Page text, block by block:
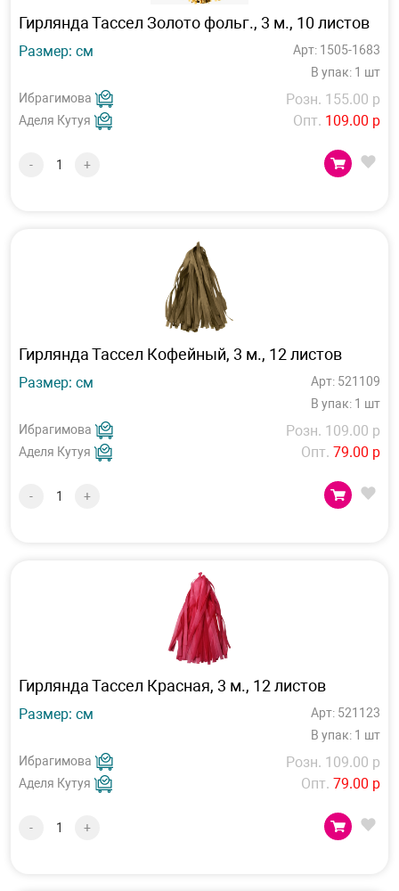
Гирлянда Тассел Золото фольг., 3 м., 10 листов
Размер: см
Арт: 1505-1683
В упак: 1 шт
Ибрагимова
Аделя Кутуя
Розн. 155.00 р
Опт. 109.00 р
- +
Гирлянда Тассел Кофейный, 3 м., 12 листов
Размер: см
Арт: 521109
В упак: 1 шт
Ибрагимова
Аделя Кутуя
Розн. 109.00 р
Опт. 79.00 р
- +
Гирлянда Тассел Красная, 3 м., 12 листов
Размер: см
Арт: 521123
В упак: 1 шт
Ибрагимова
Аделя Кутуя
Розн. 109.00 р
Опт. 79.00 р
- +